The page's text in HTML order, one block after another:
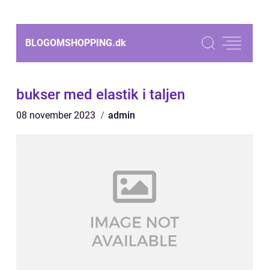
BLOGOMSHOPPING.dk
bukser med elastik i taljen
08 november 2023 admin